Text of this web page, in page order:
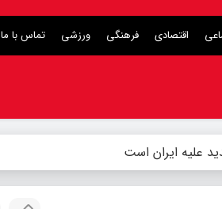
اقتصادی فرهنگی ورزشی تماس با ما
علیه ایران است